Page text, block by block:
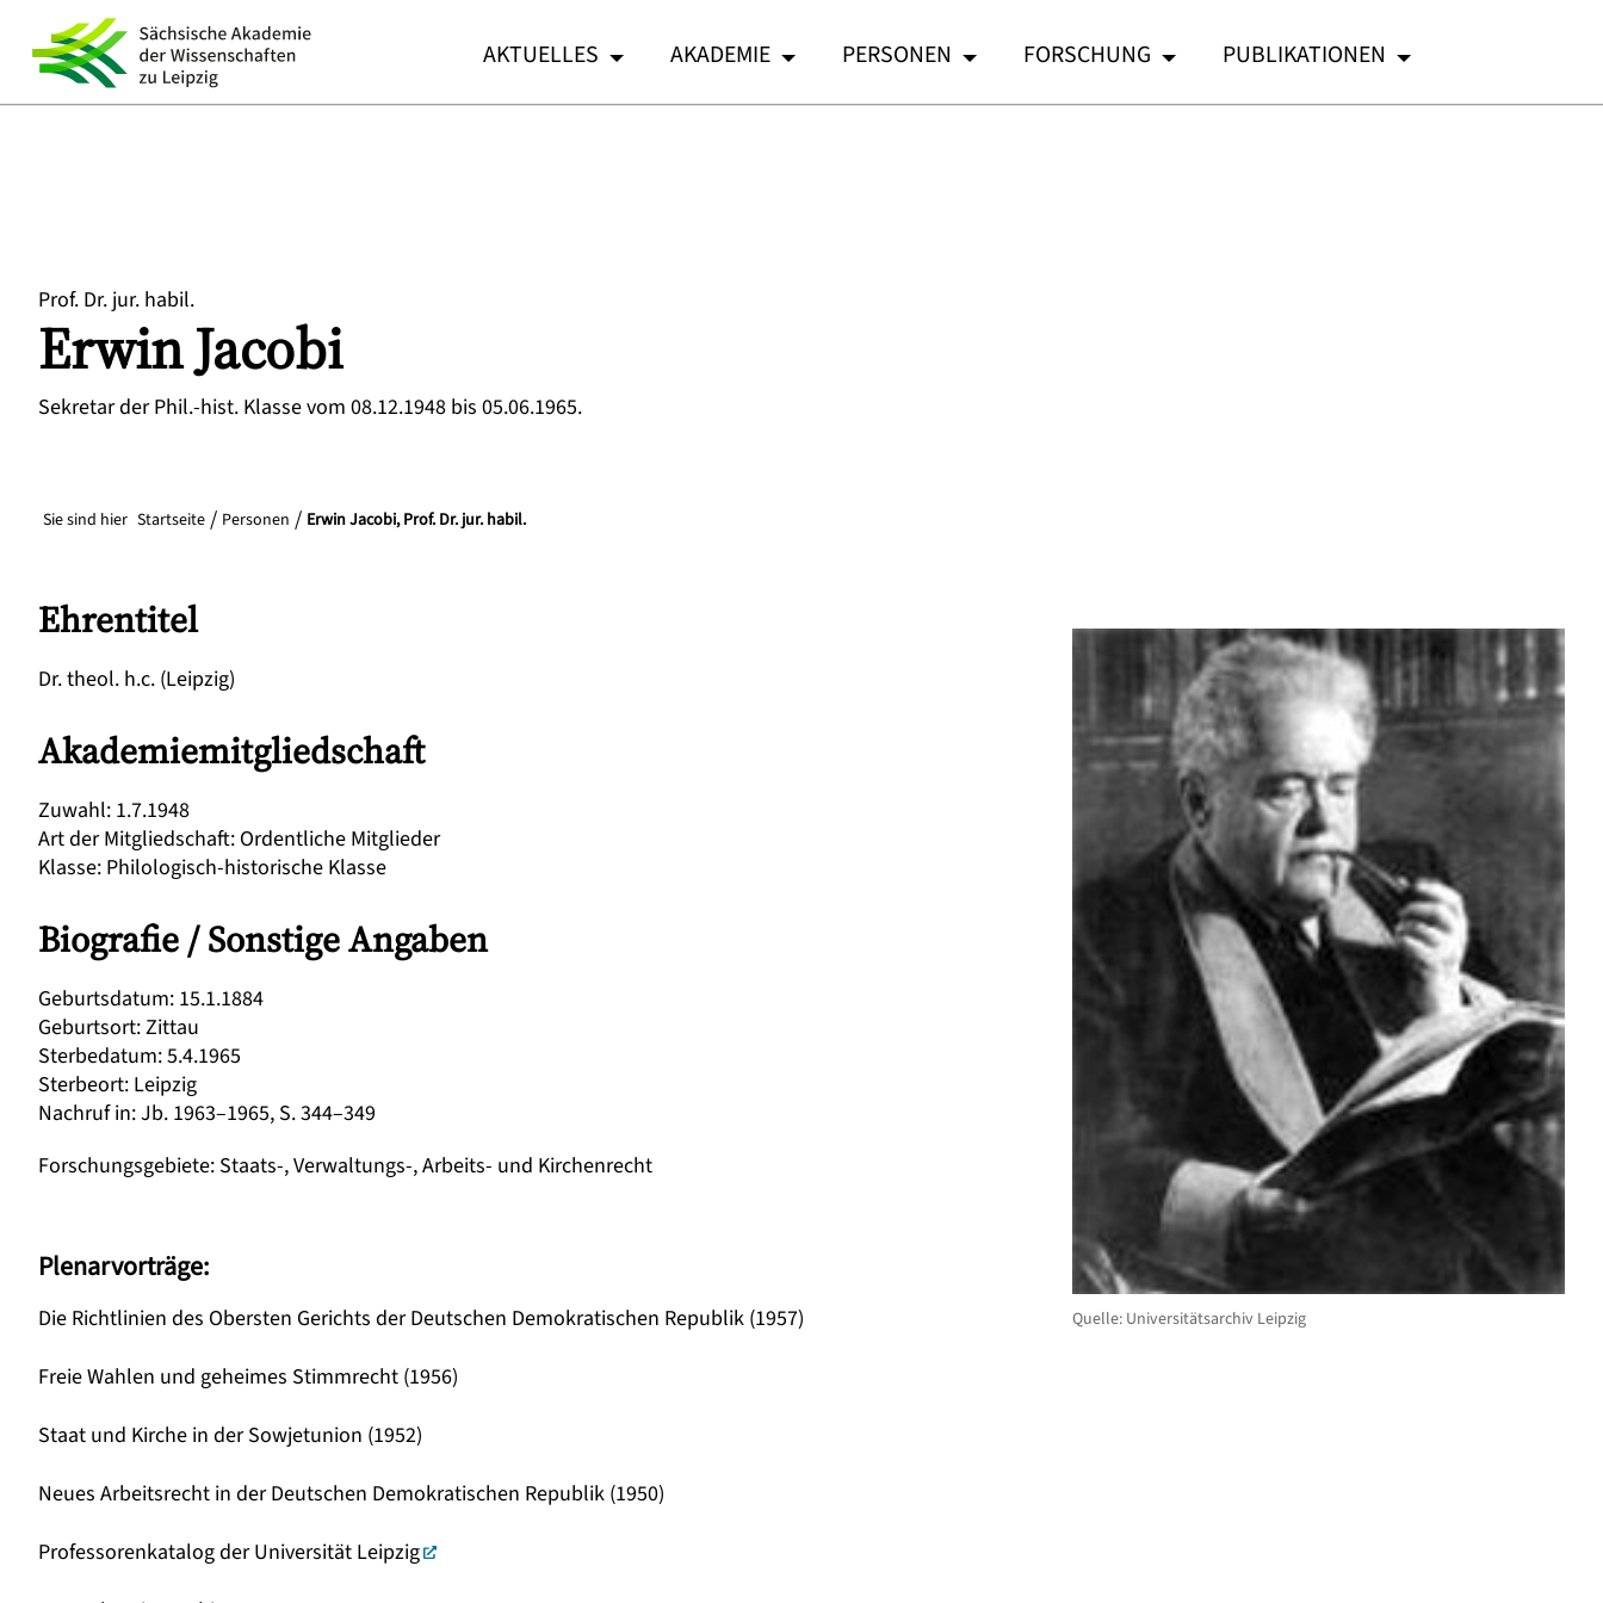
AKTUELLES AKADEMIE PERSONEN FORSCHUNG PUBLIKATIONEN
Prof. Dr. jur. habil.
ErwinJacobi
Sekretar der Phil.-hist. Klasse vom 08.12.1948 bis 05.06.1965.
Sie sind hier Startseite Personen Erwin Jacobi, Prof. Dr. jur. habil.
Ehrentitel
Dr. theol. h.c. (Leipzig)
Akademiemitgliedschaft
Zuwahl: 1.7.1948
Art der Mitgliedschaft: Ordentliche Mitglieder
Klasse: Philologisch-historische Klasse
Biografie / Sonstige Angaben
Geburtsdatum: 15.1.1884
Geburtsort:Zittau
Sterbedatum:5.4.1965
Sterbeort: Leipzig
Nachruf in:Jb. 1963–1965, S. 344–349
Forschungsgebiete: Staats-, Verwaltungs-, Arbeits- und Kirchenrecht
Plenarvorträge:
Die Richtlinien des Obersten Gerichts der Deutschen Demokratischen Republik (1957)
Freie Wahlen und geheimes Stimmrecht (1956)
Staat und Kirche in der Sowjetunion (1952)
Neues Arbeitsrecht in der Deutschen Demokratischen Republik (1950)
Professorenkatalog der Universität Leipzig
Quelle: Universitätsarchiv Leipzig